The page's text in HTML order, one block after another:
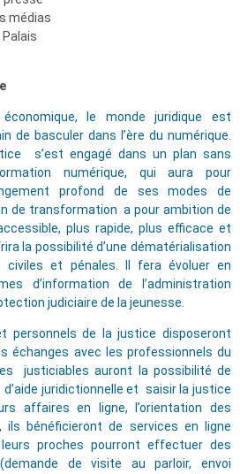
médias
le monde juridique est
de basculer dans l’ère du numérique.
s’est engagé dans un plan sans
numérique, qui aura pour
profond de ses modes de
de transformation a pour ambition de
plus rapide, plus efficace et
la possibilité d’une dématérialisation
civiles et pénales. Il fera évoluer en
d’information de l’administration
judiciaire de la jeunesse.
personnels de la justice disposeront
échanges avec les professionnels du
justiciables auront la possibilité de
juridictionnelle et saisir la justice
affaires en ligne, l’orientation des
ils bénéficieront de services en ligne
proches pourront effectuer des
de visite au parloir, envoi